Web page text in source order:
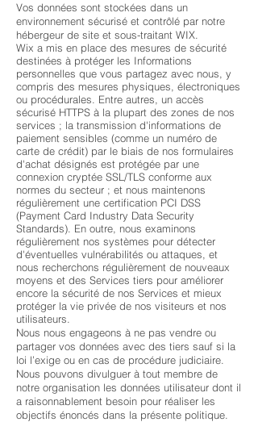
Vos données sont stockées dans un
environnement sécurisé et contrôlé par notre
hébergeur de site et sous-traitant WIX.
Wix a mis en place des mesures de sécurité
destinées à protéger les Informations
personnelles que vous partagez avec nous, y
compris des mesures physiques, électroniques
ou procédurales. Entre autres, un accès
sécurisé HTTPS à la plupart des zones de nos
services ; la transmission d'informations de
paiement sensibles (comme un numéro de
carte de crédit) par le biais de nos formulaires
d'achat désignés est protégée par une
connexion cryptée SSL/TLS conforme aux
normes du secteur ; et nous maintenons
régulièrement une certification PCI DSS
(Payment Card Industry Data Security
Standards). En outre, nous examinons
régulièrement nos systèmes pour détecter
d'éventuelles vulnérabilités ou attaques, et
nous recherchons régulièrement de nouveaux
moyens et des Services tiers pour améliorer
encore la sécurité de nos Services et mieux
protéger la vie privée de nos visiteurs et nos
utilisateurs.
Nous nous engageons à ne pas vendre ou
partager vos données avec des tiers sauf si la
loi l’exige ou en cas de procédure judiciaire.
Nous pouvons divulguer à tout membre de
notre organisation les données utilisateur dont il
a raisonnablement besoin pour réaliser les
objectifs énoncés dans la présente politique.